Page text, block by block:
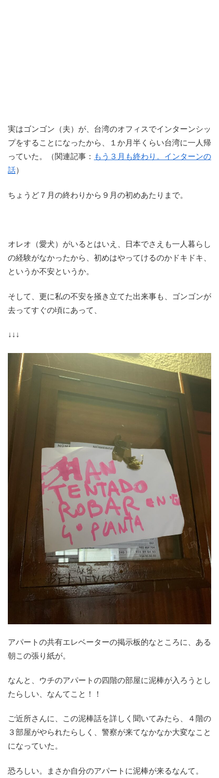
実はゴンゴン（夫）が、台湾のオフィスでインターンシッ
プをすることになったから、１か月半くらい台湾に一人帰
っていた。（関連記事： もう３月も終わり。インターンの
話）
ちょうど７月の終わりから９月の初めあたりまで。
オレオ（愛犬）がいるとはいえ、日本でさえも一人暮らし
の経験がなかったから、初めはやってけるのかドキドキ、
というか不安というか。
そして、更に私の不安を掻き立てた出来事も、ゴンゴンが
去ってすぐの頃にあって、
↓↓↓
アパートの共有エレベーターの掲示板的なところに、ある
朝この張り紙が。
なんと、ウチのアパートの四階の部屋に泥棒が入ろうとし
たらしい、なんてこと！！
ご近所さんに、この泥棒話を詳しく聞いてみたら、４階の
３部屋がやられたらしく、警察が来てなかなか大変なこと
になっていた。
恐ろしい。まさか自分のアパートに泥棒が来るなんて。